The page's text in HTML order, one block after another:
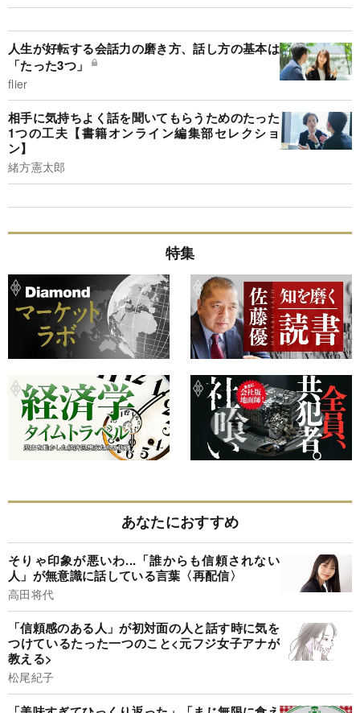
人生が好転する会話力の磨き方、話し方の基本は
「たった3つ」
flier
相手に気持ちよく話を聞いてもらうためのたった
1つの工夫【書籍オンライン編集部セレクショ
ン】
緒方憲太郎
特集
あなたにおすすめ
そりゃ印象が悪いわ...「誰からも信頼されない
人」が無意識に話している言葉〈再配信〉
高田将代
「信頼感のある人」が初対面の人と話す時に気を
つけているたった一つのこと<元フジ女子アナが
教える>
松尾紀子